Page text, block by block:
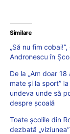
Similare
„Să nu fim
Andronescu în
De la „Am doar
mate şi la sport”
undeva unde să
despre şcoală
Toate școlile din
dezbată